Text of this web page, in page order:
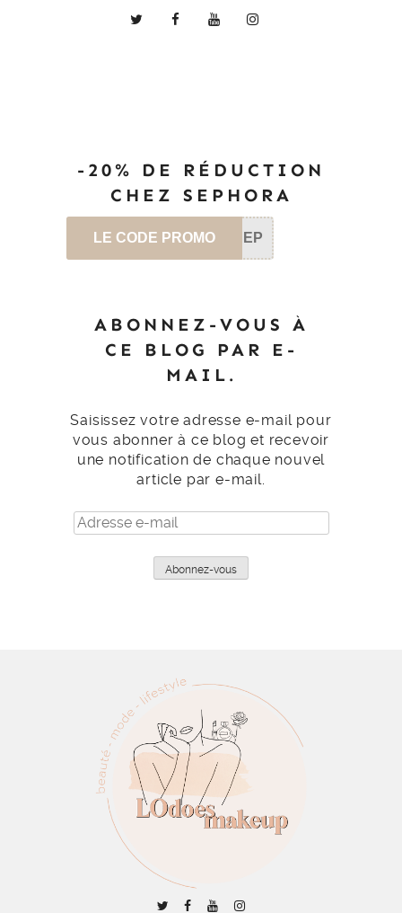
-20% DE RÉDUCTION
CHEZ SEPHORA
LE CODE PROMO SEP
ABONNEZ-VOUS À
CE BLOG PAR E-
MAIL.
Saisissez votre adresse e-mail pour
vous abonner à ce blog et recevoir
une notification de chaque nouvel
article par e-mail.
Adresse
e-
Abonnez-vous